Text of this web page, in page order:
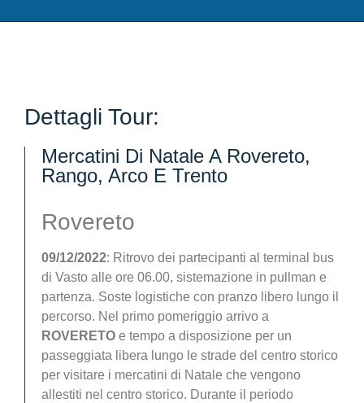
Dettagli Tour:
Mercatini Di Natale A Rovereto,
Rango, Arco E Trento
Rovereto
09/12/2022: Ritrovo dei partecipanti al terminal bus
di Vasto alle ore 06.00, sistemazione in pullman e
partenza. Soste logistiche con pranzo libero lungo il
percorso. Nel primo pomeriggio arrivo a
ROVERETO e tempo a disposizione per un
passeggiata libera lungo le strade del centro storico
per visitare i mercatini di Natale che vengono
allestiti nel centro storico. Durante il periodo